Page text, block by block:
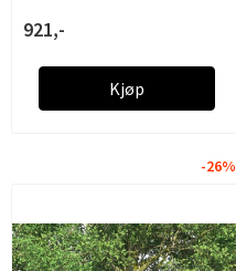
921,-
Kjøp
-26%